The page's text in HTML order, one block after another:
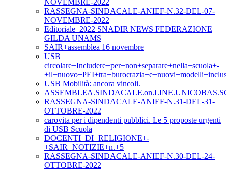
NOVEMBRE-2022
RASSEGNA-SINDACALE-ANIEF-N.32-DEL-07-
NOVEMBRE-2022
Editoriale_2022 SNADIR NEWS FEDERAZIONE
GILDA UNAMS
SAIR+assemblea 16 novembre
USB
circolare+Includere+per+non+separare+nella+scuola+-
USB Mobilità: ancora vincoli.
RASSEGNA-SINDACALE-ANIEF-N.31-DEL-31-
OTTOBRE-2022
carovita per i dipendenti pubblici. Le 5 proposte urgenti
di USB Scuola
DOCENTI+DI+RELIGIONE+-
+SAIR+NOTIZIE+n.+5
RASSEGNA-SINDACALE-ANIEF-N.30-DEL-24-
OTTOBRE-2022